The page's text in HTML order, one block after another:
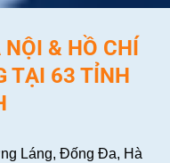
& HỒ CHÍ
TẠI 63 TỈNH
Láng, Đống Đa, Hà